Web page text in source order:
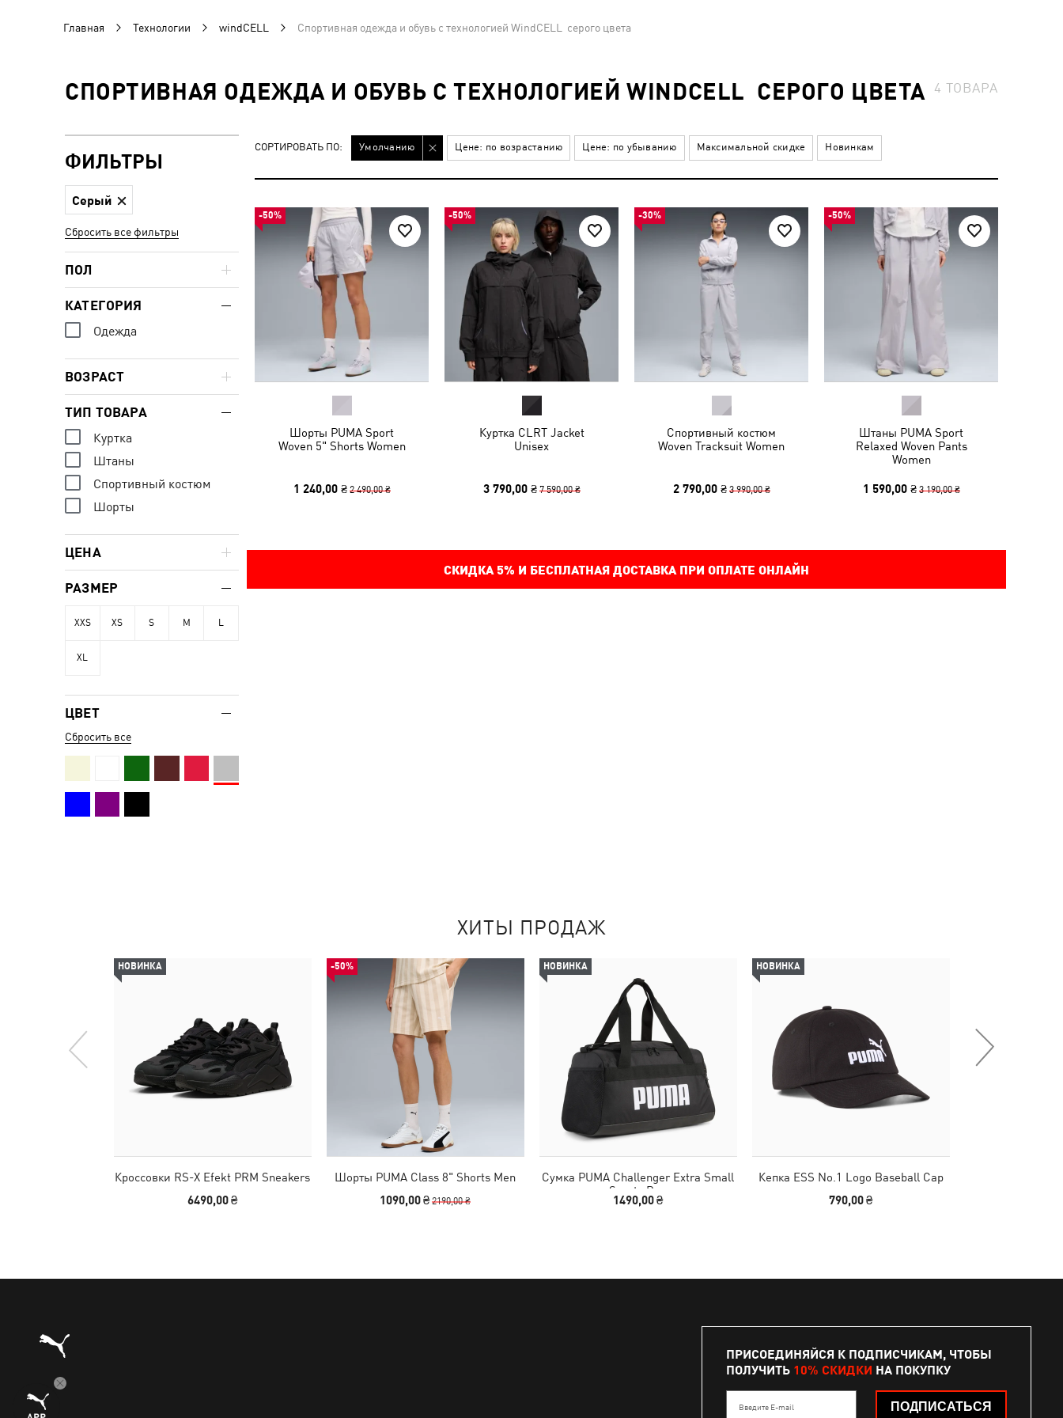
Главная Технологии windCELL Спортивная одежда и обувь с технологией WindCELL серого цвета
СПОРТИВНАЯ ОДЕЖДА И ОБУВЬ С ТЕХНОЛОГИЕЙ WINDCELL СЕРОГО ЦВЕТА 4 ТОВАРА
СОРТИРОВАТЬ ПО: Умолчанию Цене: по возрастанию Цене: по убыванию Максимальной скидке Новинкам
-50%
Шорты PUMA Sport
Woven 5" Shorts Women
1 240,00 ₴ 2 490,00 ₴
-50%
Куртка CLRT Jacket
Unisex
3 790,00 ₴ 7 590,00 ₴
-30%
Спортивный костюм
Woven Tracksuit Women
2 790,00 ₴ 3 990,00 ₴
-50%
Штаны PUMA Sport
Relaxed Woven Pants
Women
1 590,00 ₴ 3 190,00 ₴
СКИДКА 5% И БЕСПЛАТНАЯ ДОСТАВКА ПРИ ОПЛАТЕ ОНЛАЙН
ФИЛЬТРЫ
Серый
Сбросить все фильтры
ПОЛ
КАТЕГОРИЯ
Одежда
ВОЗРАСТ
ТИП ТОВАРА
Куртка
Штаны
Спортивный костюм
Шорты
ЦЕНА
РАЗМЕР
XXS XS S M L
XL
ЦВЕТ
Сбросить все
ХИТЫ ПРОДАЖ
НОВИНКА
Кроссовки RS-X Efekt PRM Sneakers
6490,00 ₴
-50%
Шорты PUMA Class 8" Shorts Men
1090,00 ₴2190,00 ₴
НОВИНКА
Сумка PUMA Challenger Extra Small
Sports Bag
1490,00 ₴
НОВИНКА
Кепка ESS No.1 Logo Baseball Cap
790,00 ₴
ПРИСОЕДИНЯЙСЯ К ПОДПИСЧИКАМ, ЧТОБЫ
ПОЛУЧИТЬ 10% СКИДКИ НА ПОКУПКУ
Введите E-mail ПОДПИСАТЬСЯ